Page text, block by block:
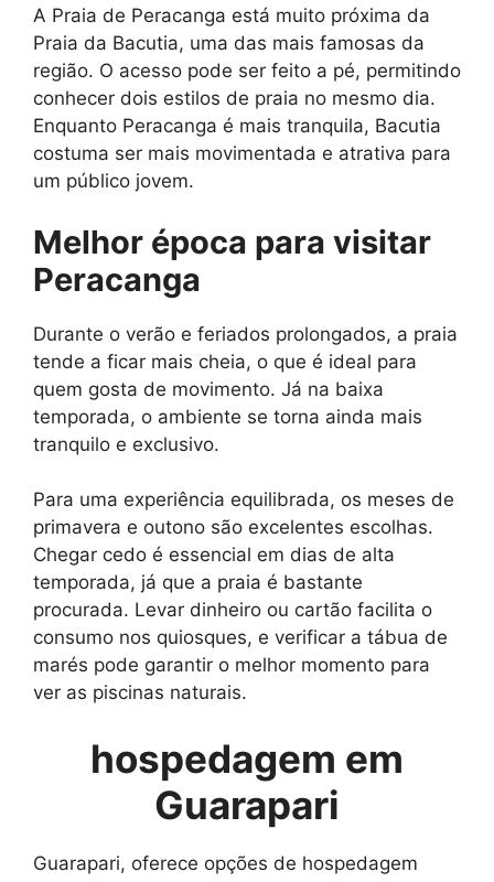
A Praia de Peracanga está muito próxima da
Praia da Bacutia, uma das mais famosas da
região. O acesso pode ser feito a pé, permitindo
conhecer dois estilos de praia no mesmo dia.
Enquanto Peracanga é mais tranquila, Bacutia
costuma ser mais movimentada e atrativa para
um público jovem.
Melhor época para visitar
Peracanga
Durante o verão e feriados prolongados, a praia
tende a ficar mais cheia, o que é ideal para
quem gosta de movimento. Já na baixa
temporada, o ambiente se torna ainda mais
tranquilo e exclusivo.
Para uma experiência equilibrada, os meses de
primavera e outono são excelentes escolhas.
Chegar cedo é essencial em dias de alta
temporada, já que a praia é bastante
procurada. Levar dinheiro ou cartão facilita o
consumo nos quiosques, e verificar a tábua de
marés pode garantir o melhor momento para
ver as piscinas naturais.
hospedagem em
Guarapari
Guarapari, oferece opções de hospedagem